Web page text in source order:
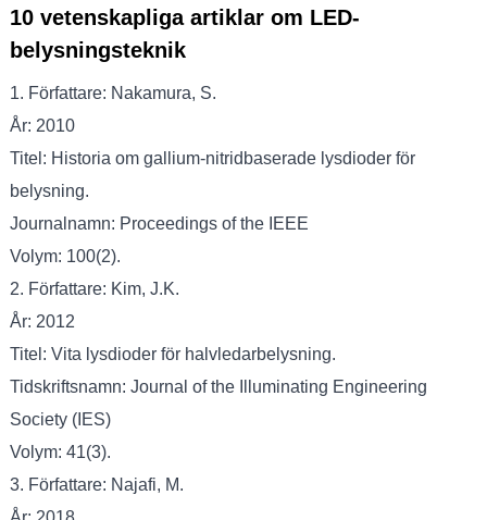
10 vetenskapliga artiklar om LED-
belysningsteknik
1. Författare: Nakamura, S.
År: 2010
Titel: Historia om gallium-nitridbaserade lysdioder för
belysning.
Journalnamn: Proceedings of the IEEE
Volym: 100(2).
2. Författare: Kim, J.K.
År: 2012
Titel: Vita lysdioder för halvledarbelysning.
Tidskriftsnamn: Journal of the Illuminating Engineering
Society (IES)
Volym: 41(3).
3. Författare: Najafi, M.